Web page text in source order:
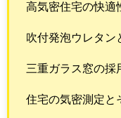
高気密住宅の快適
吹付発泡ウレタン
三重ガラス窓の採
住宅の気密測定と